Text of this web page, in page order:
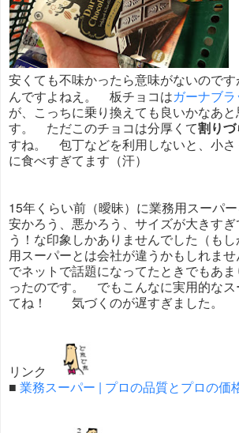
安くても不味かったら意味がないので
んですよねえ。 板チョコはガーナブラ
が、こっちに乗り換えても良いかなあ
す。 ただこのチョコは分厚くて割り
すね。 包丁などを利用しないと、小さ
に食べすぎてます（汗）
15年くらい前（曖昧）に業務用スーパ
安かろう、悪かろう、サイズが大きす
う！な印象しかありませんでした（も
用スーパーとは会社が違うかもしれま
でネットで話題になってたときでもあ
ったのです。 でもこんなに実用的なス
てね！ 気づくのが遅すぎました。
リンク
■ 業務スーパー | プロの品質とプロの価